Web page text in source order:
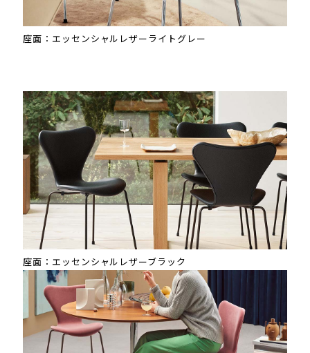
座面：エッセンシャルレザーライトグレー
座面：エッセンシャルレザーブラック